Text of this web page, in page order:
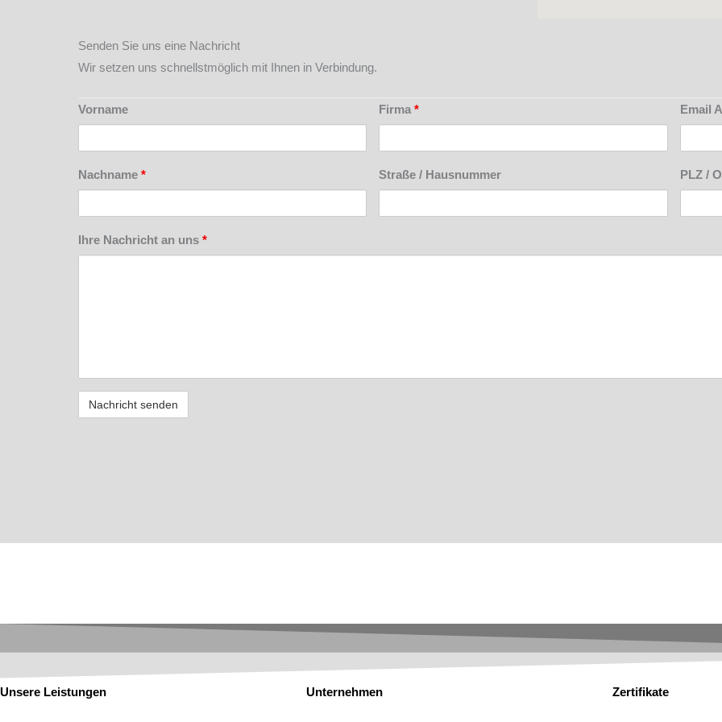
Senden Sie uns eine Nachricht
Wir setzen uns schnellstmöglich mit Ihnen in Verbindung.
Vorname
Nachname *
Firma*
Straße / Hausnummer
Email
PLZ /
Ihre Nachricht an uns *
Unsere Leistungen Unternehmen Zertifikate